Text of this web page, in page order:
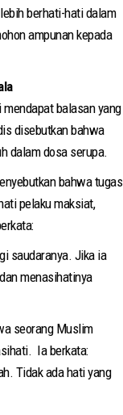
berhati-hati dalam
ampunan kepada
balasan yang
disebutkan bahwa
dalam dosa serupa.
bahwa tugas
pelaku maksiat,
saudaranya. Jika ia
menasihatinya
seorang Muslim
Ia berkata:
Tidak ada hati yang